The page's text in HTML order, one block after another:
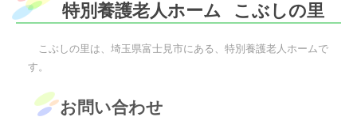
特別養護老人ホーム こぶしの里
こぶしの里は、埼玉県富士見市にある、特別養護老人ホームで
す。
お問い合わせ